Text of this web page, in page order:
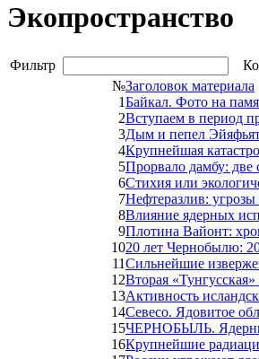
Экопространство
Фильтр
№Заголовок материала
1Байкал. Фото на
2Вступаем в период
3Дым и пепел
4Крупнейшая
5Прорвало дамбу: две
6Стихия или
7Нефтеразлив:
8Влияние ядерных
9Плотина Вайонт:
1020 лет Чернобылю:
11Сильнейшие
12Вторая «Тунгусская»
13Активность
14Севесо. Ядовитое
15ЧЕРНОБЫЛЬ.
16Крупнейшие